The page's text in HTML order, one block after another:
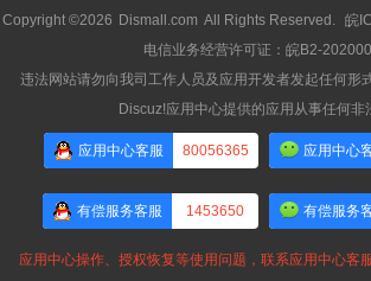
Copyright ©2026 Dismall.com All Rights Reserved. 皖
电信业务经营许可证：皖B2-
违法网站请勿向我司工作人员及应用开发者发起任何形
Discuz!应用中心提供的应用从事任何非
应用中心客服 80056365 应用中心
有偿服务客服 1453650 有偿服务
应用中心操作、授权恢复等使用问题，联系应用中心客